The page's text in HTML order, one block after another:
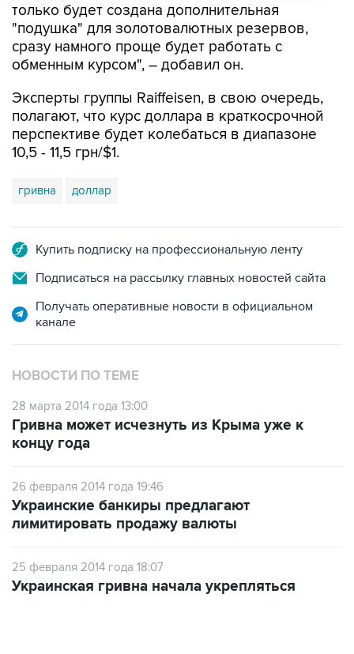
только будет создана дополнительная
"подушка" для золотовалютных резервов,
сразу намного проще будет работать с
обменным курсом", – добавил он.
Эксперты группы Raiffeisen, в свою очередь,
полагают, что курс доллара в краткосрочной
перспективе будет колебаться в диапазоне
10,5 - 11,5 грн/$1.
гривна доллар
Купить подписку на профессиональную ленту
Подписаться на рассылку главных новостей сайта
Получать оперативные новости в официальном
канале
НОВОСТИ ПО ТЕМЕ
28 марта 2014 года 13:00
Гривна может исчезнуть из Крыма уже к
концу года
26 февраля 2014 года 19:46
Украинские банкиры предлагают
лимитировать продажу валюты
25 февраля 2014 года 18:07
Украинская гривна начала укрепляться